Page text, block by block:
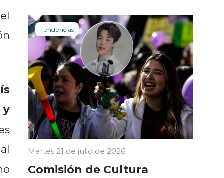
y
Tendencias
Martes 21 de julio de 2026
Comisión de Cultura